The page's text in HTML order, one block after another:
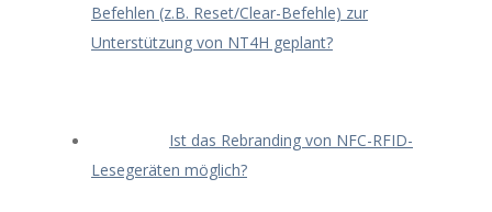
Befehlen (z.B. Reset/Clear-Befehle) zur
Unterstützung von NT4H geplant?
Ist das Rebranding von NFC-RFID-
Lesegeräten möglich?